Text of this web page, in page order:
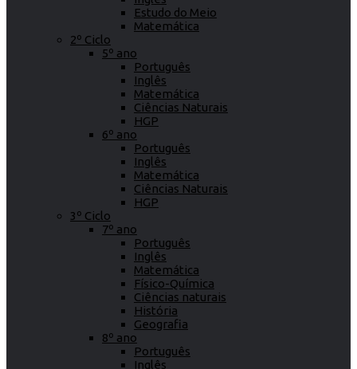
Estudo do Meio
Matemática
2º Ciclo
5º ano
Português
Inglês
Matemática
Ciências Naturais
HGP
6º ano
Português
Inglês
Matemática
Ciências Naturais
HGP
3º Ciclo
7º ano
Português
Inglês
Matemática
Físico-Química
Ciências naturais
História
Geografia
8º ano
Português
Inglês